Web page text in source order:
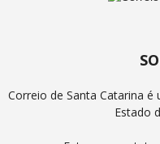
Correio de Santa Catarina
Estado